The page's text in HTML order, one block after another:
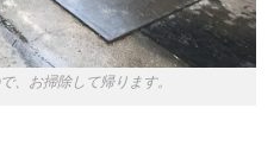
、お掃除して帰ります。